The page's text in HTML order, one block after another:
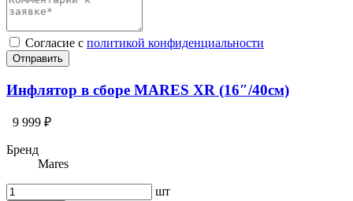
Cогласие с политикой конфиденциальности
Отправить
Инфлятор в сборе MARES XR (16″/40см)
9 999 ₽
Бренд
Mares
шт